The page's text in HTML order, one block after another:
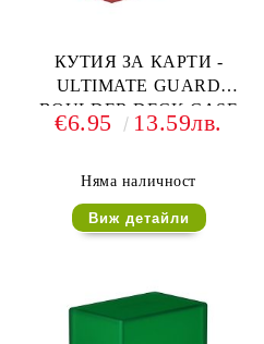
КУТИЯ ЗА КАРТИ -
ULTIMATE GUARD
BOULDER DECK CASE
(за LCG, TCG и др) 40+ -
€6.95 13.59лв.
Няма наличност
Виж детайли